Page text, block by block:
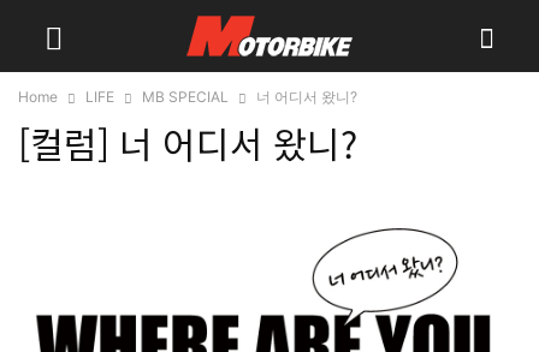
Home LIFE MB SPECIAL 너 어디서 왔니?
[컬럼] 너 어디서 왔니?